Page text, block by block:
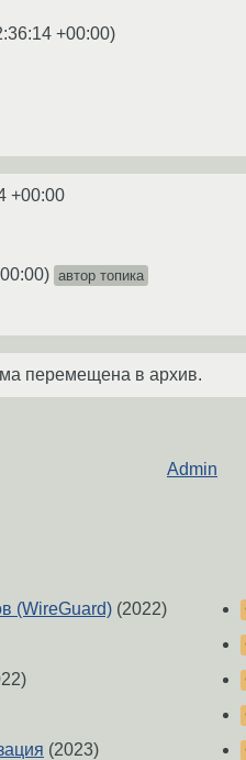
+00:00)
+00:00
) автор топика
перемещена в архив.
Admin
(WireGuard) (2022)
(2023)